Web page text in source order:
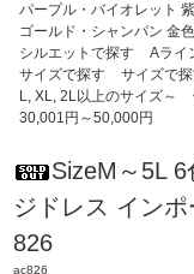
パープル・バイオレット
ゴールド・シャンパン 金
シルエットで探す
Aライ
サイズで探す
サイズで
L, XL, 2L以上のサイズ～
30,001円～50,000円
SizeM～5L
ジドレス イン
826
ac826